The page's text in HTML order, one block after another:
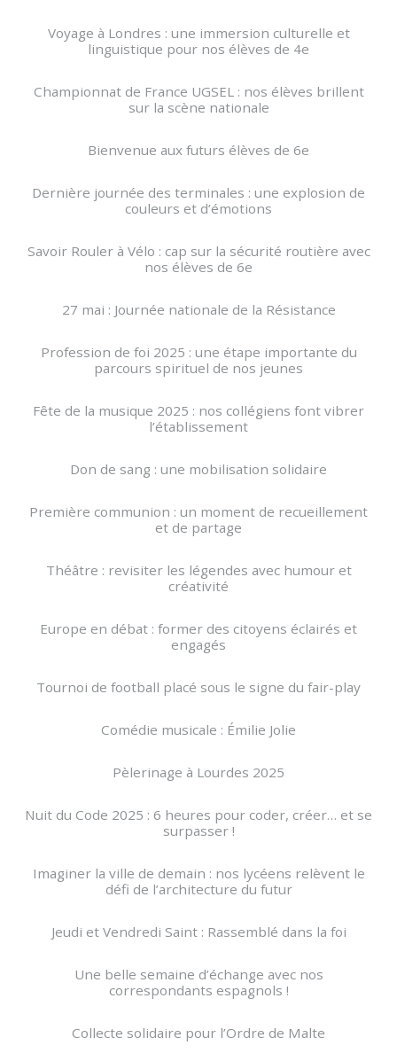
Voyage à Londres : une immersion culturelle et
linguistique pour nos élèves de 4e
Championnat de France UGSEL : nos élèves brillent
sur la scène nationale
Bienvenue aux futurs élèves de 6e
Dernière journée des terminales : une explosion de
couleurs et d’émotions
Savoir Rouler à Vélo : cap sur la sécurité routière avec
nos élèves de 6e
27 mai : Journée nationale de la Résistance
Profession de foi 2025 : une étape importante du
parcours spirituel de nos jeunes
Fête de la musique 2025 : nos collégiens font vibrer
l’établissement
Don de sang : une mobilisation solidaire
Première communion : un moment de recueillement
et de partage
Théâtre : revisiter les légendes avec humour et
créativité
Europe en débat : former des citoyens éclairés et
engagés
Tournoi de football placé sous le signe du fair-play
Comédie musicale : Émilie Jolie
Pèlerinage à Lourdes 2025
Nuit du Code 2025 : 6 heures pour coder, créer… et se
surpasser !
Imaginer la ville de demain : nos lycéens relèvent le
défi de l’architecture du futur
Jeudi et Vendredi Saint : Rassemblé dans la foi
Une belle semaine d’échange avec nos
correspondants espagnols !
Collecte solidaire pour l’Ordre de Malte